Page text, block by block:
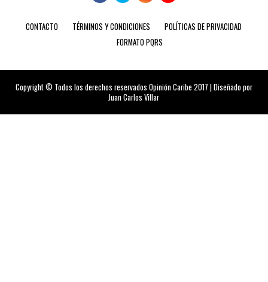
CONTACTO TÉRMINOS Y CONDICIONES
POLÍTICAS DE PRIVACIDAD
FORMATO PQRS
Copyright © Todos los derechos reservados Opinión Caribe 2017 | Diseñado por
Juan Carlos Villar